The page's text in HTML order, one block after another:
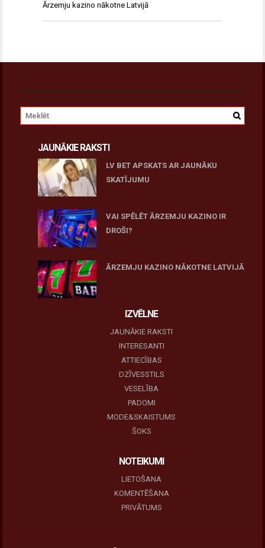
Ārzemju kazino nākotne Latvijā
JAUNĀKIE RAKSTI
LV BET APSKATS AR JAUNĀKU
SKATĪJUMU
VAI SPĒLĒT ĀRZEMJU KAZINO IR
DROŠI?
ĀRZEMJU KAZINO NĀKOTNE LATVIJĀ
IZVĒLNE
JAUNĀKIE RAKSTI
INTERESANTI
ATTIECĪBAS
DZĪVESSTILS
VESELĪBA
PADOMI
MODE&SKAISTUMS
ŠOKS
NOTEIKUMI
LIETOŠANA
KOMENTĒŠANA
PRIVĀTUMS